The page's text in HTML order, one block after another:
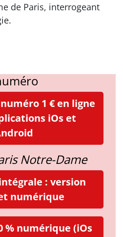
de Paris, interrogeant
1 € en ligne
iOs et
Notre-Dame
: version
numérique
% numérique (iOs